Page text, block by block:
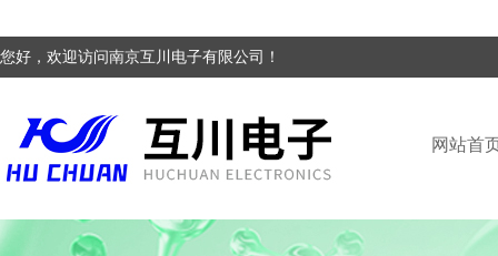
您好，欢迎访问南京互川电子有限公司！
网站首